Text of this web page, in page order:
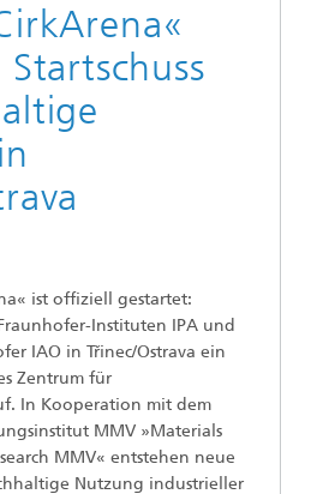
ist offiziell gestartet:
Instituten IPA und
IAO in Třinec/Ostrava ein
Zentrum für
In Kooperation mit dem
MMV »Materials
MMV« entstehen neue
Nutzung industrieller